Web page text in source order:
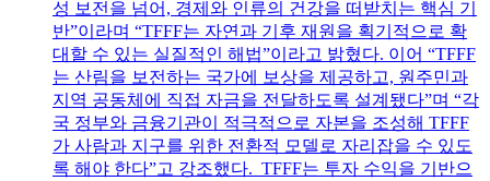
성 보전을 넘어, 경제와 인류의 건강을 떠받치는 핵심 기
반”이라며 “TFFF는 자연과 기후 재원을 획기적으로 확
대할 수 있는 실질적인 해법”이라고 밝혔다. 이어 “TFFF
는 산림을 보전하는 국가에 보상을 제공하고, 원주민과
지역 공동체에 직접 자금을 전달하도록 설계됐다”며 “각
국 정부와 금융기관이 적극적으로 자본을 조성해 TFFF
가 사람과 지구를 위한 전환적 모델로 자리잡을 수 있도
록 해야 한다”고 강조했다. TFFF는 투자 수익을 기반으